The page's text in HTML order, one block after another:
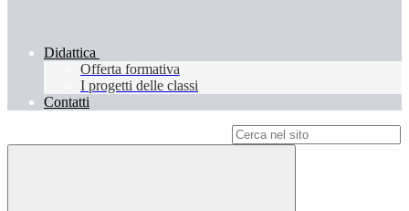
Didattica
Offerta formativa
I progetti delle classi
Contatti